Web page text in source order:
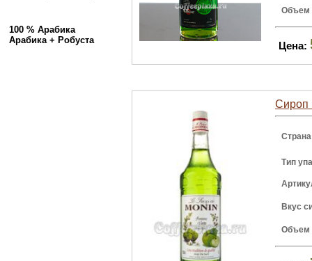
100 % Арабика
Арабика + Робуста
Объем
Цена:
Сироп
Тип
Вкус
Объем